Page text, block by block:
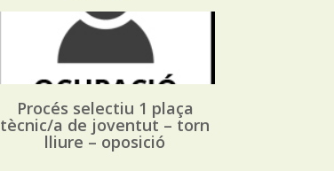
Procés selectiu 1 plaça
tècnic/a de joventut – torn
lliure – oposició